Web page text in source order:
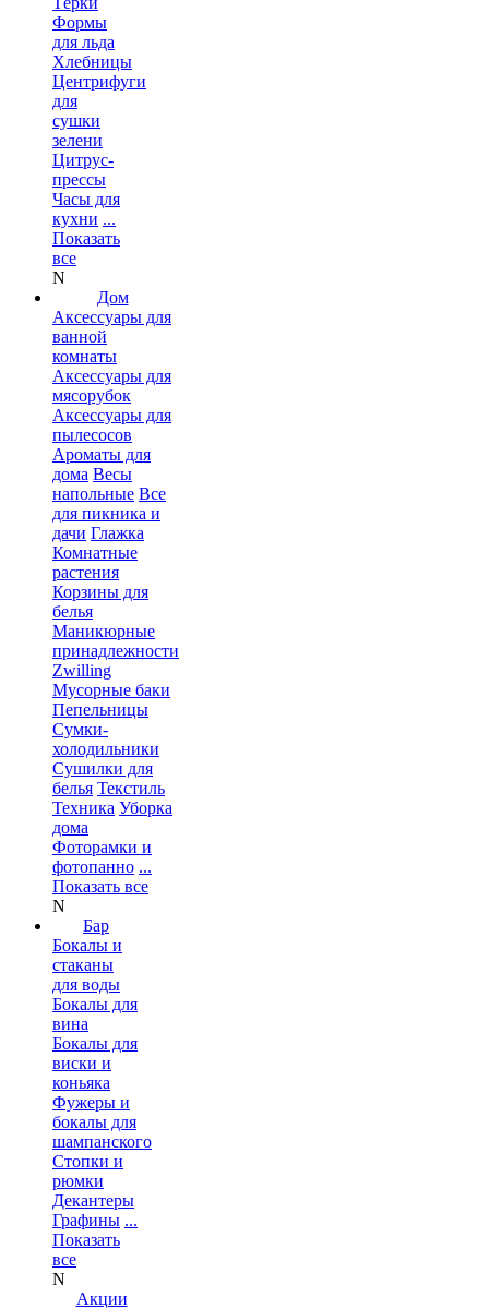
Формы
для льда
Хлебницы
Центрифуги
для
сушки
зелени
Цитрус-
прессы
Часы для
кухни ...
Показать
все
N
Дом
Аксессуары для
ванной
комнаты
Аксессуары для
мясорубок
Аксессуары для
пылесосов
Ароматы для
дома Весы
напольные Все
для пикника и
дачи Глажка
Комнатные
растения
Корзины для
белья
Маникюрные
принадлежности
Zwilling
Мусорные баки
Пепельницы
Сумки-
холодильники
Сушилки для
белья Текстиль
Техника Уборка
дома
Фоторамки и
фотопанно ...
Показать все
N
Бар
Бокалы и
стаканы
для воды
Бокалы для
вина
Бокалы для
виски и
коньяка
Фужеры и
бокалы для
шампанского
Стопки и
рюмки
Декантеры
Графины ...
Показать
все
N
Акции